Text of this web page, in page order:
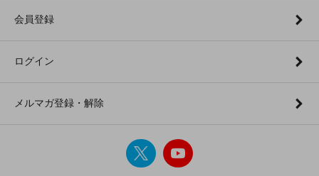
会員登録
ログイン
メルマガ登録・解除